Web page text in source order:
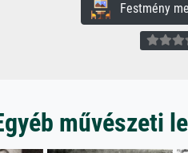
Festmény
művészeti